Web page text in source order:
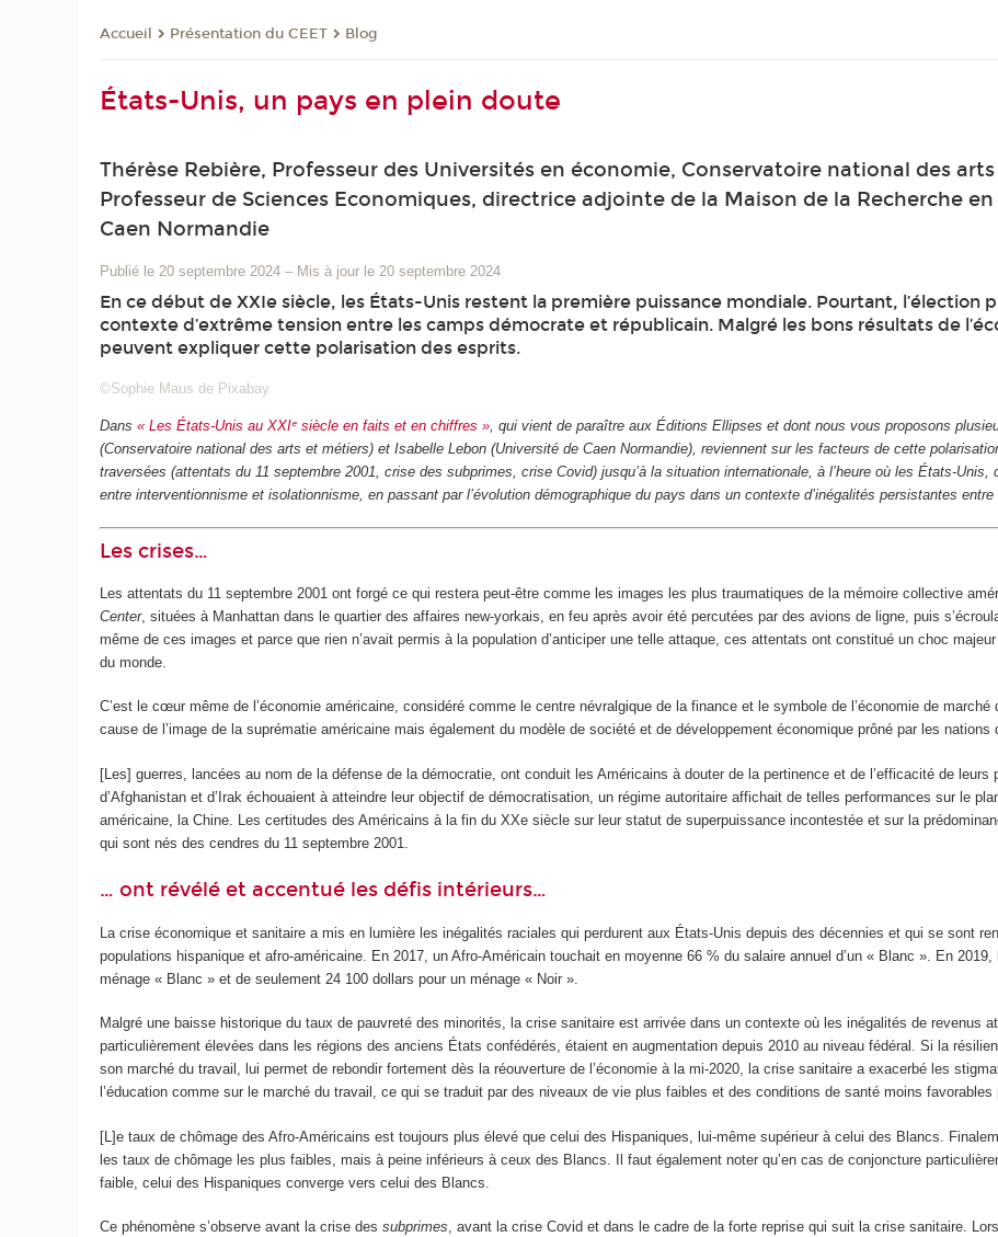
Accueil Présentation du CEET Blog
États-Unis, un pays en plein doute
Thérèse Rebière, Professeur des Universités en économie, Conservatoire national des
Professeur de Sciences Economiques, directrice adjointe de la Maison de la Recherche
Caen Normandie
Publié le 20 septembre 2024 – Mis à jour le 20 septembre 2024
En ce début de XXIe siècle, les États-Unis restent la première puissance mondiale. Pourtant, l’élection
contexte d’extrême tension entre les camps démocrate et républicain. Malgré les bons résultats de
peuvent expliquer cette polarisation des esprits.
©Sophie Maus de Pixabay
Dans« Les États-Unis au XXIᵉ siècle en faits et en chiffres » , qui vient de paraître aux Éditions Ellipses et dont nous vous proposons
(Conservatoire national des arts et métiers) et Isabelle Lebon (Université de Caen Normandie), reviennent sur les facteurs de cette
traversées (attentats du 11 septembre 2001, crise des subprimes, crise Covid) jusqu’à la situation internationale, à l’heure où les États-
entre interventionnisme et isolationnisme, en passant par l’évolution démographique du pays dans un contexte d’inégalités persistantes entre
Les crises…
Les attentats du 11 septembre 2001 ont forgé ce qui restera peut-être comme les images les plus traumatiques de la mémoire collective
Center, situées à Manhattan dans le quartier des affaires new-yorkais, en feu après avoir été percutées par des avions de ligne, puis
même de ces images et parce que rien n’avait permis à la population d’anticiper une telle attaque, ces attentats ont constitué un choc
du monde.
C’est le cœur même de l’économie américaine, considéré comme le centre névralgique de la finance et le symbole de l’économie de
cause de l’image de la suprématie américaine mais également du modèle de société et de développement économique prôné par les
[Les] guerres, lancées au nom de la défense de la démocratie, ont conduit les Américains à douter de la pertinence et de l’efficacité de
d’Afghanistan et d’Irak échouaient à atteindre leur objectif de démocratisation, un régime autoritaire affichait de telles performances sur le
américaine, la Chine. Les certitudes des Américains à la fin du XXe siècle sur leur statut de superpuissance incontestée et sur la
qui sont nés des cendres du 11 septembre 2001.
… ont révélé et accentué les défis intérieurs…
La crise économique et sanitaire a mis en lumière les inégalités raciales qui perdurent aux États-Unis depuis des décennies et qui se sont
populations hispanique et afro-américaine. En 2017, un Afro-Américain touchait en moyenne 66 % du salaire annuel d’un « Blanc ». En
ménage « Blanc » et de seulement 24 100 dollars pour un ménage « Noir ».
Malgré une baisse historique du taux de pauvreté des minorités, la crise sanitaire est arrivée dans un contexte où les inégalités de revenus
particulièrement élevées dans les régions des anciens États confédérés, étaient en augmentation depuis 2010 au niveau fédéral. Si la
son marché du travail, lui permet de rebondir fortement dès la réouverture de l’économie à la mi-2020, la crise sanitaire a exacerbé les
l’éducation comme sur le marché du travail, ce qui se traduit par des niveaux de vie plus faibles et des conditions de santé moins
[L]e taux de chômage des Afro-Américains est toujours plus élevé que celui des Hispaniques, lui-même supérieur à celui des Blancs.
les taux de chômage les plus faibles, mais à peine inférieurs à ceux des Blancs. Il faut également noter qu’en cas de conjoncture
faible, celui des Hispaniques converge vers celui des Blancs.
Ce phénomène s’observe avant la crise dessubprimes, avant la crise Covid et dans le cadre de la forte reprise qui suit la crise sanitaire.